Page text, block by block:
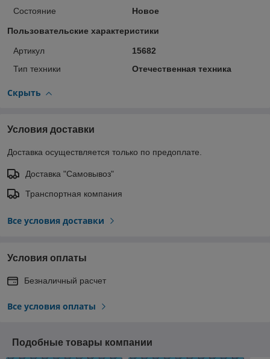
Состояние
Новое
Пользовательские характеристики
Артикул
15682
Тип техники
Отечественная техника
Скрыть
Условия доставки
Доставка осуществляется только по предоплате.
Доставка "Самовывоз"
Транспортная компания
Все условия доставки
Условия оплаты
Безналичный расчет
Все условия оплаты
Подобные товары компании